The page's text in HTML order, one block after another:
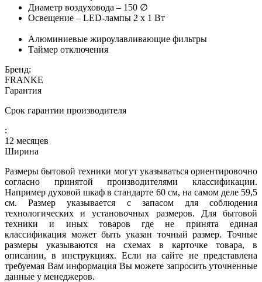
Диаметр воздуховода – 150 ∅
Освещение – LED-лампы 2 х 1 Вт
Алюминиевые жироулавливающие фильтры
Таймер отключения
Бренд:
FRANKE
Гарантия
Срок гарантии производителя
:
12 месяцев
Ширина
Размеры бытовой техники могут указываться ориентировочно
согласно принятой производителями классификации.
Например духовой шкаф в стандарте 60 см, на самом деле 59,5
см. Размер указывается с запасом для соблюдения
технологических и установочных размеров. Для бытовой
техники и иных товаров где не принята единая
классификация может быть указан точный размер. Точные
размеры указываются на схемах в карточке товара, в
описании, в инструкциях. Если на сайте не представлена
требуемая Вам информация Вы можете запросить уточненные
данные у менеджеров.